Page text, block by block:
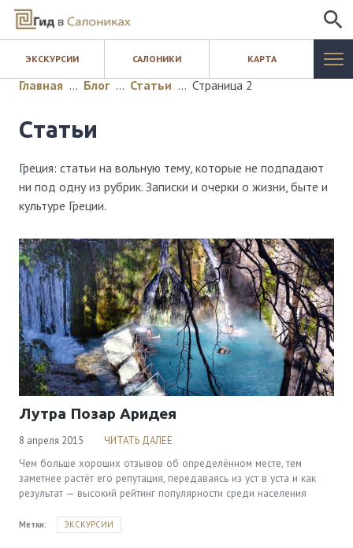
ИСКАТЬ
ЭКСКУРСИИ САЛОНИКИ КАРТА
САЛОНИКИ
ЭКСКУРСИИ
КАРТА
ШОПИНГ
БЛОГ
КОНТАКТЫ
Viber & WhatsApp:
00306994791559
Главная … Блог … Статьи … Страница 2
Статьи
Греция: статьи на вольную тему, которые не подпадают
ни под одну из рубрик. Записки и очерки о жизни, быте и
культуре Греции.
Лутра Позар Аридея
8 апреля 2015
ЧИТАТЬ ДАЛЕЕ
Чем больше хороших отзывов об определённом месте, тем
заметнее растёт его репутация, передаваясь из уст в уста и как
результат — высокий рейтинг популярности среди населения
Метки: ЭКСКУРСИИ